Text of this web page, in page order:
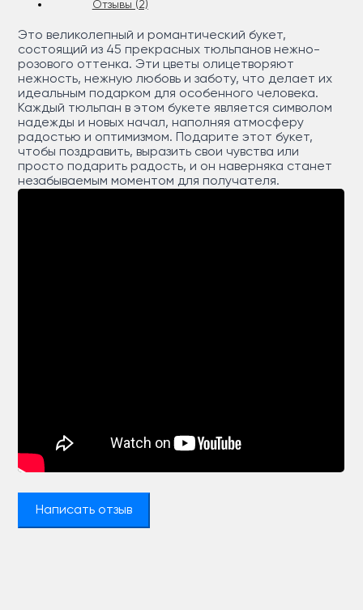
Отзывы (2)
Это великолепный и романтический букет,
состоящий из 45 прекрасных тюльпанов нежно-
розового оттенка. Эти цветы олицетворяют
нежность, нежную любовь и заботу, что делает их
идеальным подарком для особенного человека.
Каждый тюльпан в этом букете является символом
надежды и новых начал, наполняя атмосферу
радостью и оптимизмом. Подарите этот букет,
чтобы поздравить, выразить свои чувства или
просто подарить радость, и он наверняка станет
незабываемым моментом для получателя.
Написать отзыв